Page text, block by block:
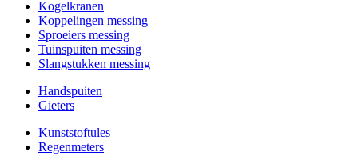
Kogelkranen
Koppelingen messing
Sproeiers messing
Tuinspuiten messing
Slangstukken messing
Handspuiten
Gieters
Kunststoftules
Regenmeters